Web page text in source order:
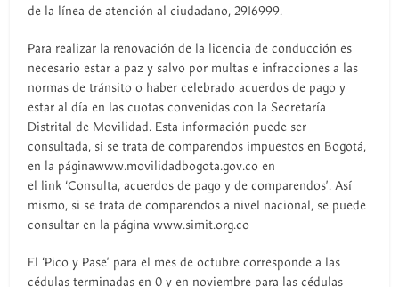
de la línea de atención al ciudadano, 2916999.
Para realizar la renovación de la licencia de conducción es
necesario estar a paz y salvo por multas e infracciones a las
normas de tránsito o haber celebrado acuerdos de pago y
estar al día en las cuotas convenidas con la Secretaría
Distrital de Movilidad. Esta información puede ser
consultada, si se trata de comparendos impuestos en Bogotá,
en la páginawww.movilidadbogota.gov.co en
el link ‘Consulta, acuerdos de pago y de comparendos’. Así
mismo, si se trata de comparendos a nivel nacional, se puede
consultar en la página www.simit.org.co
El ‘Pico y Pase’ para el mes de octubre corresponde a las
cédulas terminadas en 0 y en noviembre para las cédulas